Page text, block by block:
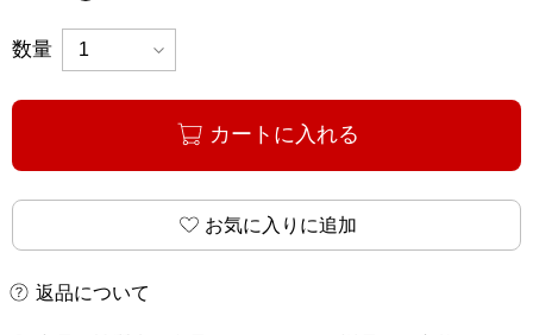
数量
カートに入れる
お気に入りに追加
返品について